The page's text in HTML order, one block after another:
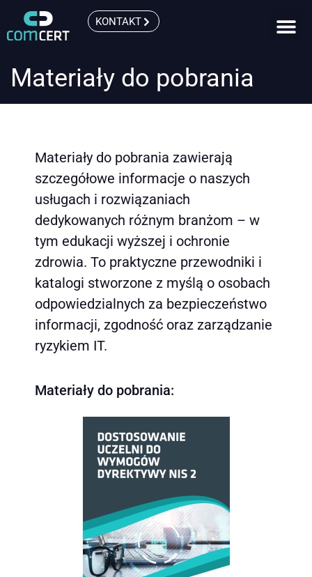
KONTAKT
Materiały do pobrania
Materiały do pobrania zawierają
szczegółowe informacje o naszych
usługach i rozwiązaniach
dedykowanych różnym branżom – w
tym edukacji wyższej i ochronie
zdrowia. To praktyczne przewodniki i
katalogi stworzone z myślą o osobach
odpowiedzialnych za bezpieczeństwo
informacji, zgodność oraz zarządzanie
ryzykiem IT.
Materiały do pobrania: